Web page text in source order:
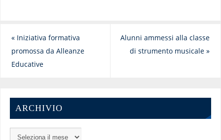
«Iniziativa formativa
promossa da Alleanze
Educative
Alunni ammessi alla classe
di strumento musicale»
ARCHIVIO